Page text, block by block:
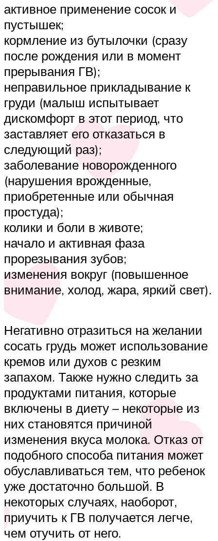
активное применение сосок и
пустышек;
кормление из бутылочки (сразу
после рождения или в момент
прерывания ГВ);
неправильное прикладывание к
груди (малыш испытывает
дискомфорт в этот период, что
заставляет его отказаться в
следующий раз);
заболевание новорожденного
(нарушения врожденные,
приобретенные или обычная
простуда);
колики и боли в животе;
начало и активная фаза
прорезывания зубов;
изменения вокруг (повышенное
внимание, холод, жара, яркий свет).
Негативно отразиться на желании
сосать грудь может использование
кремов или духов с резким
запахом. Также нужно следить за
продуктами питания, которые
включены в диету – некоторые из
них становятся причиной
изменения вкуса молока. Отказ от
подобного способа питания может
обуславливаться тем, что ребенок
уже достаточно большой. В
некоторых случаях, наоборот,
приучить к ГВ получается легче,
чем отучить от него.